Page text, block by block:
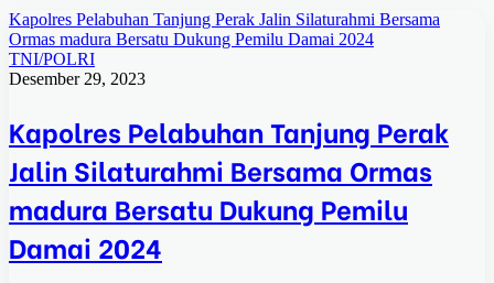
Kapolres Pelabuhan Tanjung Perak Jalin Silaturahmi Bersama
Ormas madura Bersatu Dukung Pemilu Damai 2024
TNI/POLRI
Desember 29, 2023
Kapolres Pelabuhan Tanjung Perak
Jalin Silaturahmi Bersama Ormas
madura Bersatu Dukung Pemilu
Damai 2024